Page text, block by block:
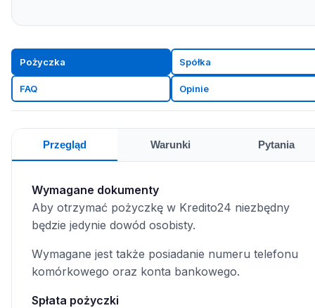
Pożyczka Spółka
FAQ Opinie
Przegląd Warunki Pytania
Wymagane dokumenty
Aby otrzymać pożyczkę w Kredito24 niezbędny
będzie jedynie dowód osobisty.
Wymagane jest także posiadanie numeru telefonu
komórkowego oraz konta bankowego.
Spłata pożyczki